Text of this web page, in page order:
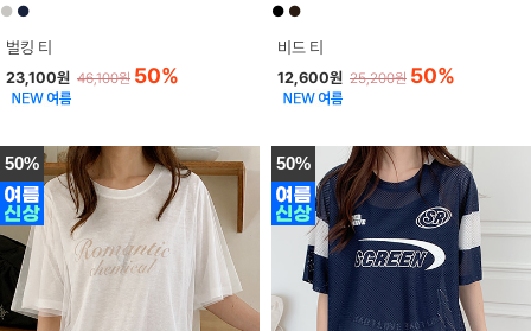
● ●
벌킹 티
23,100원 46,100원 50%
● ●
비드 티
12,600원 25,200원 50%
50% 50%